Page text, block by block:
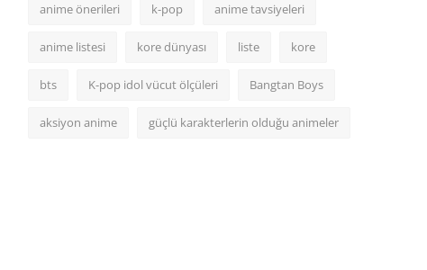
anime önerileri k-pop anime tavsiyeleri
anime listesi kore dünyası liste kore
bts K-pop idol vücut ölçüleri Bangtan Boys
aksiyon anime güçlü karakterlerin olduğu animeler